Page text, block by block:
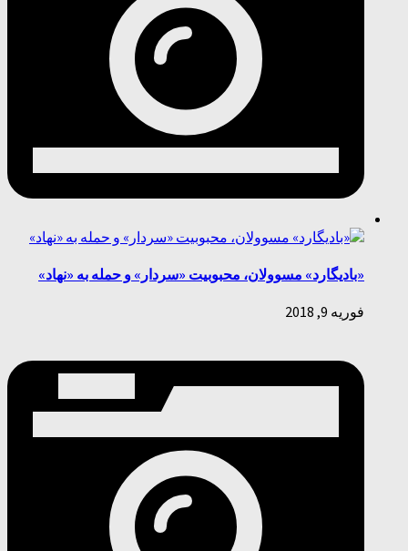
«بادیگارد» مسوولان، محبوبیت «سردار» و حمله به «نهاد»
فوریه 9, 2018